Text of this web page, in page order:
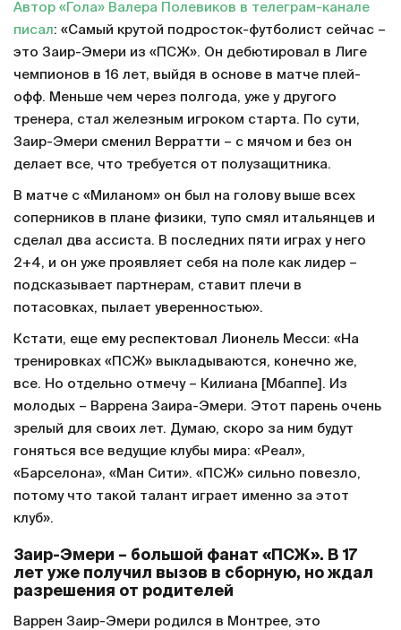
Автор «Гола» Валера Полевиков в телеграм-канале
писал: «Самый крутой подросток-футболист сейчас –
это Заир-Эмери из «ПСЖ». Он дебютировал в Лиге
чемпионов в 16 лет, выйдя в основе в матче плей-
офф. Меньше чем через полгода, уже у другого
тренера, стал железным игроком старта. По сути,
Заир-Эмери сменил Верратти – с мячом и без он
делает все, что требуется от полузащитника.
В матче с «Миланом» он был на голову выше всех
соперников в плане физики, тупо смял итальянцев и
сделал два ассиста. В последних пяти играх у него
2+4, и он уже проявляет себя на поле как лидер –
подсказывает партнерам, ставит плечи в
потасовках, пылает уверенностью».
Кстати, еще ему респектовал Лионель Месси: «На
тренировках «ПСЖ» выкладываются, конечно же,
все. Но отдельно отмечу – Килиана [Мбаппе]. Из
молодых – Варрена Заира-Эмери. Этот парень очень
зрелый для своих лет. Думаю, скоро за ним будут
гоняться все ведущие клубы мира: «Реал»,
«Барселона», «Ман Сити». «ПСЖ» сильно повезло,
потому что такой талант играет именно за этот
клуб».
Заир-Эмери – большой фанат «ПСЖ». В 17
лет уже получил вызов в сборную, но ждал
разрешения от родителей
Варрен Заир-Эмери родился в Монтрее, это